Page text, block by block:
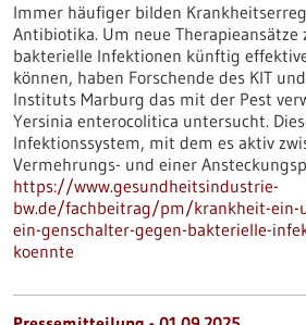
Immer häufiger bilden
Antibiotika. Um neue
bakterielle Infektionen künftig
können, haben Forschende des KIT
Instituts Marburg das mit der Pest
Yersinia enterocolitica untersucht.
Infektionssystem, mit dem es aktiv
Vermehrungs- und einer
https://www.gesundheitsindustrie-
bw.de/fachbeitrag/pm/krankheit-ein-
ein-genschalter-gegen-bakterielle-
koennte